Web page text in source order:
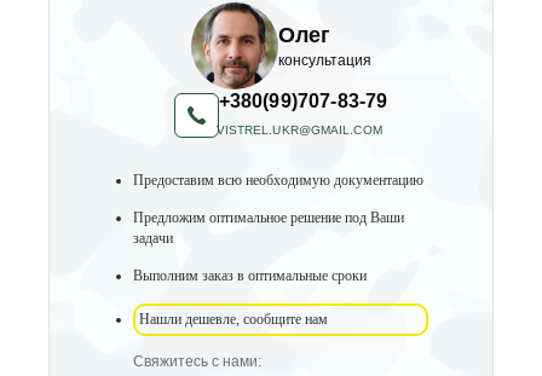
Олег
консультация
+380(99)707-83-79
VISTREL.UKR@GMAIL.COM
Предоставим всю необходимую документацию
Предложим оптимальное решение под Ваши
задачи
Выполним заказ в оптимальные сроки
Нашли дешевле, сообщите нам
Свяжитесь с нами: